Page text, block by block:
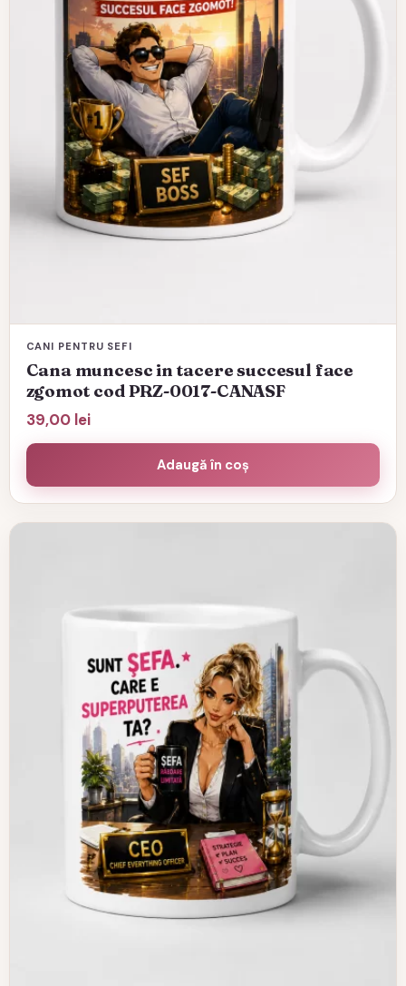
CANI PENTRU SEFI
Cana muncesc in tacere succesul face
zgomot cod PRZ-0017-CANASF
39,00 lei
Adaugă în coș